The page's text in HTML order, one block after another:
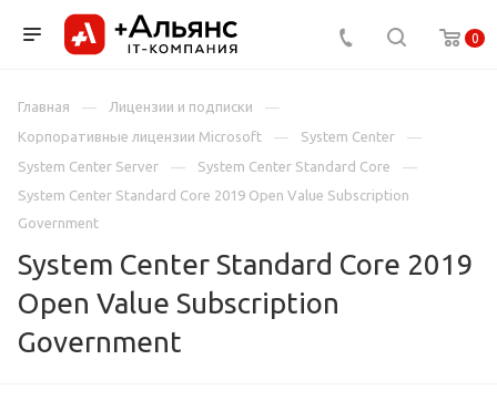
0
Главная
Лицензии и подписки
Корпоративные лицензии Microsoft
System Center
System Center Server
System Center Standard Core
System Center Standard Core 2019 Open Value Subscription
Government
System Center Standard Core 2019
Open Value Subscription
Government